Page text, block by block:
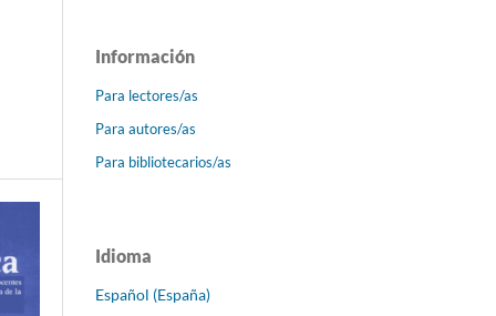
Información
Para lectores/as
Para autores/as
Para bibliotecarios/as
Idioma
Español (España)